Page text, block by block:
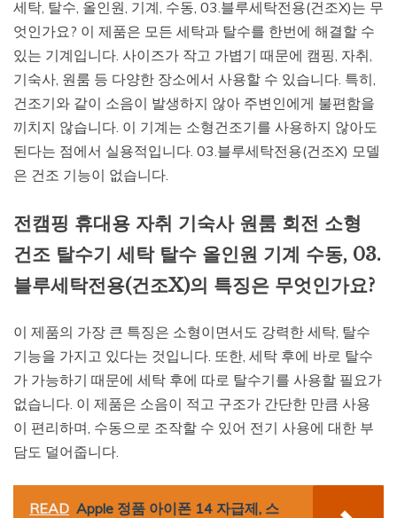
세탁, 탈수, 올인원, 기계, 수동, 03.블루세탁전용(건조X)는 무
엇인가요? 이 제품은 모든 세탁과 탈수를 한번에 해결할 수
있는 기계입니다. 사이즈가 작고 가볍기 때문에 캠핑, 자취,
기숙사, 원룸 등 다양한 장소에서 사용할 수 있습니다. 특히,
건조기와 같이 소음이 발생하지 않아 주변인에게 불편함을
끼치지 않습니다. 이 기계는 소형건조기를 사용하지 않아도
된다는 점에서 실용적입니다. 03.블루세탁전용(건조X) 모델
은 건조 기능이 없습니다.
전캠핑 휴대용 자취 기숙사 원룸 회전 소형
건조 탈수기 세탁 탈수 올인원 기계 수동, 03.
블루세탁전용(건조X)의 특징은 무엇인가요?
이 제품의 가장 큰 특징은 소형이면서도 강력한 세탁, 탈수
기능을 가지고 있다는 것입니다. 또한, 세탁 후에 바로 탈수
가 가능하기 때문에 세탁 후에 따로 탈수기를 사용할 필요가
없습니다. 이 제품은 소음이 적고 구조가 간단한 만큼 사용
이 편리하며, 수동으로 조작할 수 있어 전기 사용에 대한 부
담도 덜어줍니다.
READ Apple 정품 아이폰 14 자급제, 스